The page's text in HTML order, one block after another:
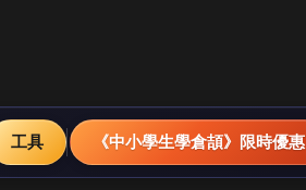
工具 《中小學生學倉頡》限時優惠